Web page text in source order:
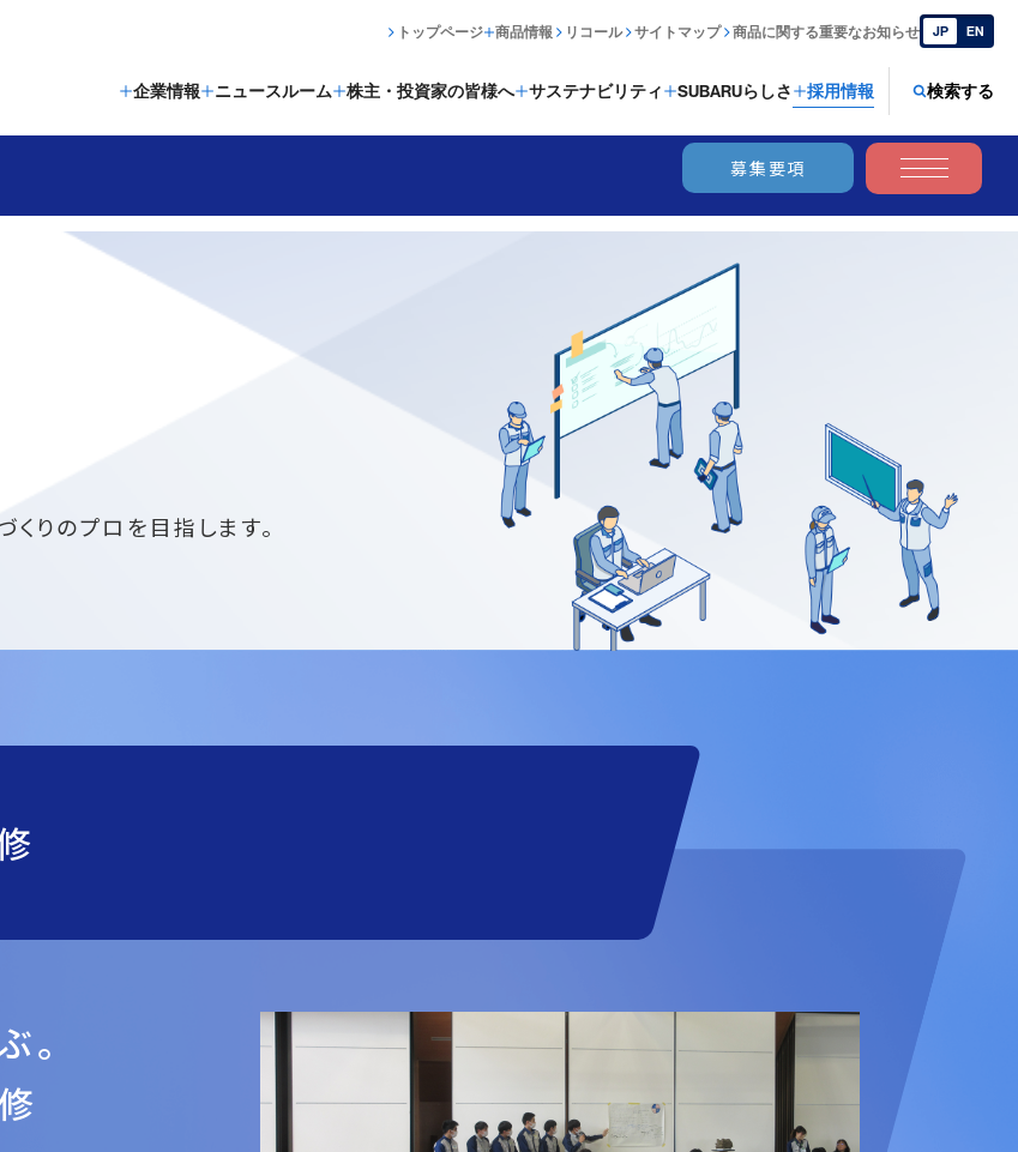
企業情報 ニュースルーム 株主・投資家の皆様へ サステナビリティ SUBARUらしさ 採用情報 検索する
トップページ 商品情報 リコール サイトマップ 商品に関する重要なお知らせ JP EN
募集要項
りのプロを目指します。
。